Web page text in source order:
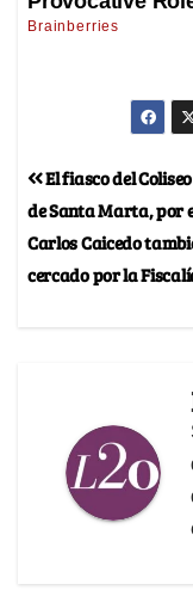
El fiasco del
de Santa Marta, por
Carlos Caicedo
cercado por la